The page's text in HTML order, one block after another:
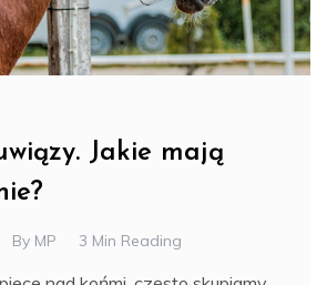
Jakie mają
By MP 3 Min Reading